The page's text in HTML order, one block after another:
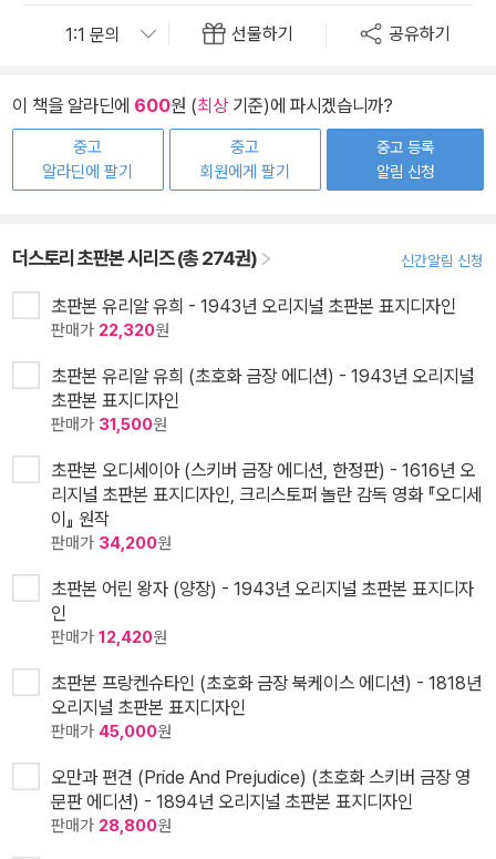
선물하기 공유하기
이 책을 알라딘에 600원 (최상기준)에 파시겠습니까?
중고
알라딘에 팔기
중고
회원에게 팔기
중고 등록
알림 신청
더스토리 초판본 시리즈 (총 274권) 신간알림 신청
초판본 유리알 유희 - 1943년 오리지널 초판본 표지디자인
판매가 22,320원
초판본 유리알 유희 (초호화 금장 에디션) - 1943년 오리지널
초판본 표지디자인
판매가 31,500원
초판본 오디세이아 (스키버 금장 에디션, 한정판) - 1616년 오
리지널 초판본 표지디자인, 크리스토퍼 놀란 감독 영화 『오디세
이』 원작
판매가 34,200원
초판본 어린 왕자 (양장) - 1943년 오리지널 초판본 표지디자
인
판매가 12,420원
초판본 프랑켄슈타인 (초호화 금장 북케이스 에디션) - 1818년
오리지널 초판본 표지디자인
판매가 45,000원
오만과 편견 (Pride And Prejudice) (초호화 스키버 금장 영
문판 에디션) - 1894년 오리지널 초판본 표지디자인
판매가 28,800원